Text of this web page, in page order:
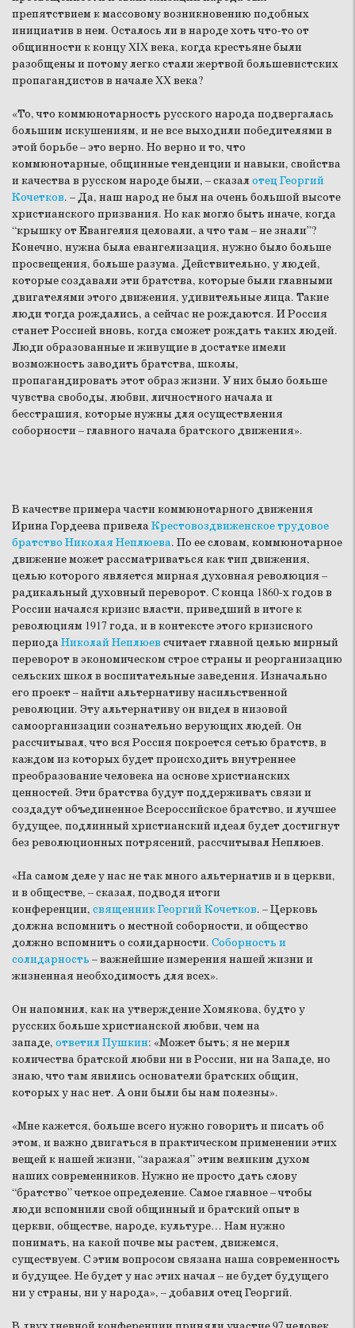
препятствием к массовому возникновению подобных
инициатив в нем. Осталось ли в народе хоть что-то от
общинности к концу XIX века, когда крестьяне были
разобщены и потому легко стали жертвой большевистских
пропагандистов в начале XX века?
«То, что коммюнотарность русского народа подвергалась
большим искушениям, и не все выходили победителями в
этой борьбе – это верно. Но верно и то, что
коммюнотарные, общинные тенденции и навыки, свойства
и качества в русском народе были, – сказалотец Георгий
Кочетков. – Да, наш народ не был на очень большой высоте
христианского призвания. Но как могло быть иначе, когда
“крышку от Евангелия целовали, а что там – не знали”?
Конечно, нужна была евангелизация, нужно было больше
просвещения, больше разума. Действительно, у людей,
которые создавали эти братства, которые были главными
двигателями этого движения, удивительные лица. Такие
люди тогда рождались, а сейчас не рождаются. И Россия
станет Россией вновь, когда сможет рождать таких людей.
Люди образованные и живущие в достатке имели
возможность заводить братства, школы,
пропагандировать этот образ жизни. У них было больше
чувства свободы, любви, личностного начала и
бесстрашия, которые нужны для осуществления
соборности – главного начала братского движения».
В качестве примера части коммюнотарного движения
Ирина Гордеева привелаКрестовоздвиженское трудовое
братство Николая Неплюева. По ее словам, коммюнотарное
движение может рассматриваться как тип движения,
целью которого является мирная духовная революция –
радикальный духовный переворот. С конца 1860-х годов в
России начался кризис власти, приведший в итоге к
революциям 1917 года, и в контексте этого кризисного
периодаНиколай Неплюев считает главной целью мирный
переворот в экономическом строе страны и реорганизацию
сельских школ в воспитательные заведения. Изначально
его проект – найти альтернативу насильственной
революции. Эту альтернативу он видел в низовой
самоорганизации сознательно верующих людей. Он
рассчитывал, что вся Россия покроется сетью братств, в
каждом из которых будет происходить внутреннее
преобразование человека на основе христианских
ценностей. Эти братства будут поддерживать связи и
создадут объединенное Всероссийское братство, и лучшее
будущее, подлинный христианский идеал будет достигнут
без революционных потрясений, рассчитывал Неплюев.
«На самом деле у нас не так много альтернатив и в церкви,
и в обществе, – сказал, подводя итоги
конференции, священник Георгий Кочетков. – Церковь
должна вспомнить о местной соборности, и общество
должно вспомнить о солидарности. Соборность и
солидарность – важнейшие измерения нашей жизни и
жизненная необходимость для всех».
Он напомнил, как на утверждение Хомякова, будто у
русских больше христианской любви, чем на
западе, ответил Пушкин: «Может быть; я не мерил
количества братской любви ни в России, ни на Западе, но
знаю, что там явились основатели братских общин,
которых у нас нет. А они были бы нам полезны».
«Мне кажется, больше всего нужно говорить и писать об
этом, и важно двигаться в практическом применении этих
вещей к нашей жизни, “заражая” этим великим духом
наших современников. Нужно не просто дать слову
“братство” четкое определение. Самое главное – чтобы
люди вспомнили свой общинный и братский опыт в
церкви, обществе, народе, культуре… Нам нужно
понимать, на какой почве мы растем, движемся,
существуем. С этим вопросом связана наша современность
и будущее. Не будет у нас этих начал – не будет будущего
ни у страны, ни у народа», – добавил отец Георгий.